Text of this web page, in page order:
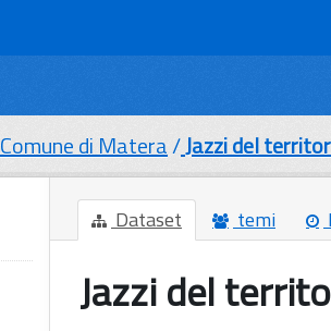
Comune di Matera Jazzi del
Dataset temi
Jazzi del